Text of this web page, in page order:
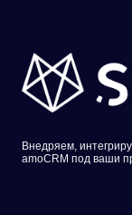
Внедряем,
amoCRM под ваши